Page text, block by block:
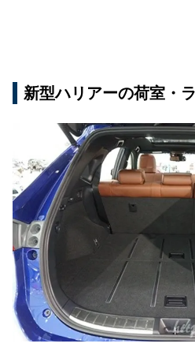
新型ハリアーの荷室・